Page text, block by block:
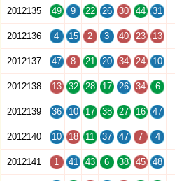
2012135 49 9 22 26 30 44 31
2012136 4 15 2 3 40 23 13
2012137 47 8 21 20 34 24 10
2012138 13 32 28 17 26 34 6
2012139 36 10 17 38 27 16 47
2012140 10 18 11 37 47 7 4
2012141 1 41 43 6 38 45 48